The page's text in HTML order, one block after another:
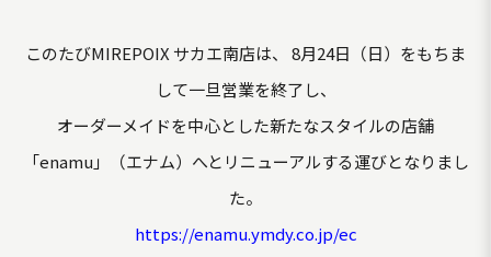
このたびMIREPOIX サカエ南店は、 8月24日（日）をもちま
して一旦営業を終了し、
オーダーメイドを中心とした新たなスタイルの店舗
「enamu」（エナム）へとリニューアルする運びとなりまし
た。
https://enamu.ymdy.co.jp/ec